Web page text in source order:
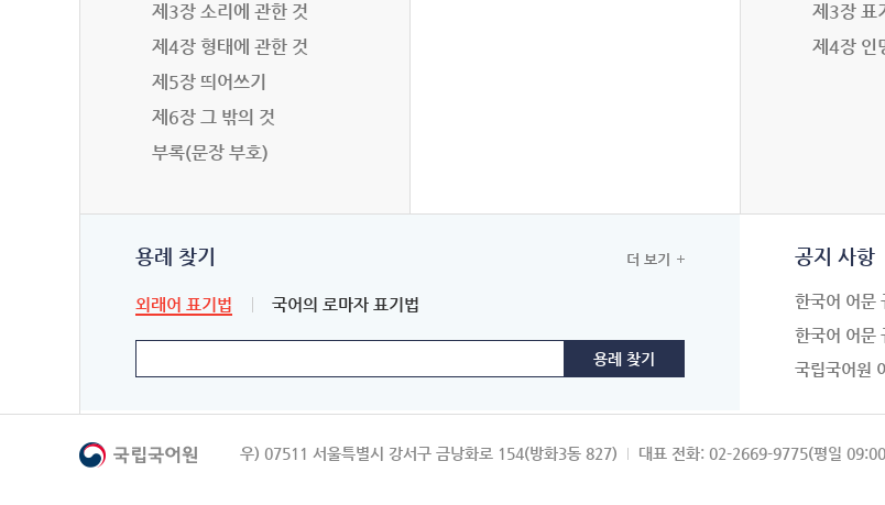
제3장 소리에 관한 것
제4장 형태에 관한 것
제5장 띄어쓰기
제6장 그 밖의 것
부록(문장 부호)
제3장 표
제4장 인
용례 찾기
외래어 표기법 국어의 로마자 표기법
더 보기 공지 사항
한국어 어문
한국어 어문
국립국어원
우) 07511 서울특별시 강서구 금낭화로 154(방화3동 827) 대표 전화: 02-2669-9775(평일